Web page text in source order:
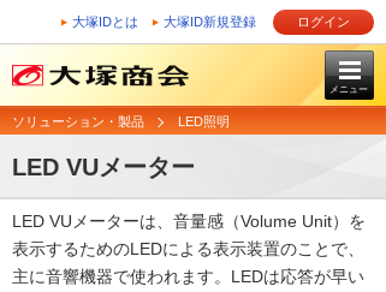
大塚IDとは 大塚ID新規登録 ログイン
メニュー
ソリューション・製品 LED照明
LED VUメーター
LED VUメーターは、音量感（Volume Unit）を
表示するためのLEDによる表示装置のことで、
主に音響機器で使われます。LEDは応答が早い